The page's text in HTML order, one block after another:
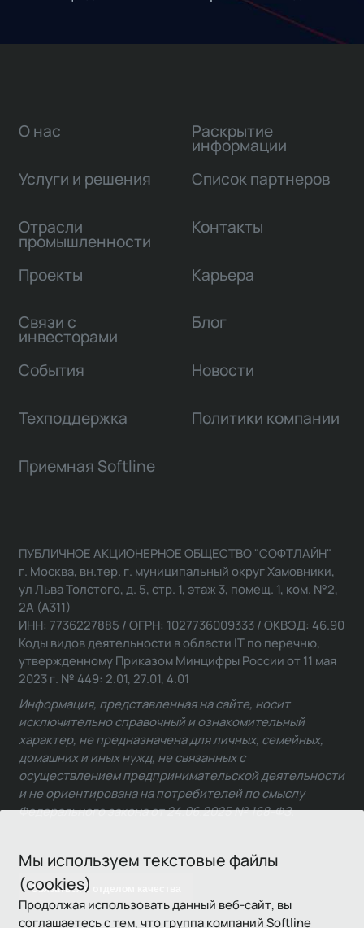
Мы используем текстовые файлы
(cookies)
Продолжая использовать данный веб-сайт, вы
соглашаетесь с тем, что группа компаний Softline
О нас
Услуги и решения
Отрасли
промышленности
Проекты
Связи с
инвесторами
Раскрытие
информации
Список партнеров
Контакты
Карьера
Блог
События Новости
Техподдержка Политики компании
Приемная Softline
Связаться с отделом качества
ПУБЛИЧНОЕ АКЦИОНЕРНОЕ ОБЩЕСТВО "СОФТЛАЙН"
г. Москва, вн.тер. г. муниципальный округ Хамовники,
ул Льва Толстого, д. 5, стр. 1, этаж 3, помещ. 1, ком. №2,
2А (А311)
ИНН: 7736227885 / ОГРН: 1027736009333 / ОКВЭД: 46.90
Коды видов деятельности в области IT по перечню,
утвержденному Приказом Минцифры России от 11 мая
2023 г. № 449: 2.01, 27.01, 4.01
Информация, представленная на сайте, носит
исключительно справочный и ознакомительный
характер, не предназначена для личных, семейных,
домашних и иных нужд, не связанных с
осуществлением предпринимательской деятельности
и не ориентирована на потребителей по смыслу
Федерального закона от 24.06.2025 № 168-ФЗ.